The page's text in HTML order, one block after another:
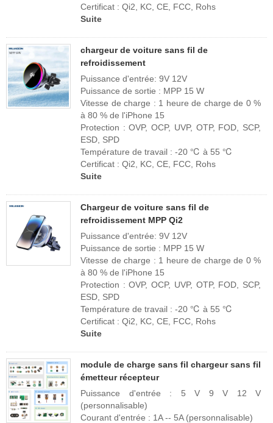
Certificat : Qi2, KC, CE, FCC, Rohs
Suite
chargeur de voiture sans fil de
refroidissement
Puissance d'entrée: 9V 12V
Puissance de sortie : MPP 15 W
Vitesse de charge : 1 heure de charge de 0 %
à 80 % de l'iPhone 15
Protection : OVP, OCP, UVP, OTP, FOD, SCP,
ESD, SPD
Température de travail : -20 ℃ à 55 ℃
Certificat : Qi2, KC, CE, FCC, Rohs
Suite
Chargeur de voiture sans fil de
refroidissement MPP Qi2
Puissance d'entrée: 9V 12V
Puissance de sortie : MPP 15 W
Vitesse de charge : 1 heure de charge de 0 %
à 80 % de l'iPhone 15
Protection : OVP, OCP, UVP, OTP, FOD, SCP,
ESD, SPD
Température de travail : -20 ℃ à 55 ℃
Certificat : Qi2, KC, CE, FCC, Rohs
Suite
module de charge sans fil chargeur sans fil
émetteur récepteur
Puissance d'entrée : 5 V 9 V 12 V
(personnalisable)
Courant d'entrée : 1A -- 5A (personnalisable)